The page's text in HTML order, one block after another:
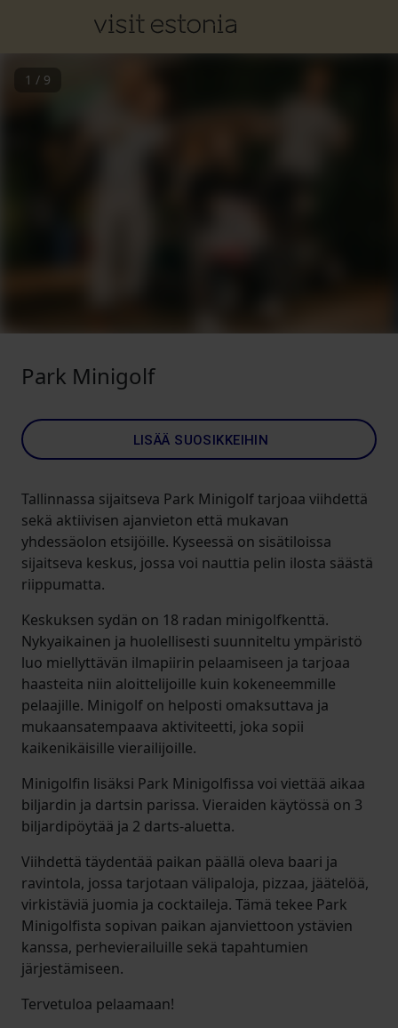
1 / 9
Park Minigolf
LISÄÄ SUOSIKKEIHIN
Tallinnassa sijaitseva Park Minigolf tarjoaa viihdettä
sekä aktiivisen ajanvieton että mukavan
yhdessäolon etsijöille. Kyseessä on sisätiloissa
sijaitseva keskus, jossa voi nauttia pelin ilosta säästä
riippumatta.
Keskuksen sydän on 18 radan minigolfkenttä.
Nykyaikainen ja huolellisesti suunniteltu ympäristö
luo miellyttävän ilmapiirin pelaamiseen ja tarjoaa
haasteita niin aloittelijoille kuin kokeneemmille
pelaajille. Minigolf on helposti omaksuttava ja
mukaansatempaava aktiviteetti, joka sopii
kaikenikäisille vierailijoille.
Minigolfin lisäksi Park Minigolfissa voi viettää aikaa
biljardin ja dartsin parissa. Vieraiden käytössä on 3
biljardipöytää ja 2 darts-aluetta.
Viihdettä täydentää paikan päällä oleva baari ja
ravintola, jossa tarjotaan välipaloja, pizzaa, jäätelöä,
virkistäviä juomia ja cocktaileja. Tämä tekee Park
Minigolfista sopivan paikan ajanviettoon ystävien
kanssa, perhevierailuille sekä tapahtumien
järjestämiseen.
Tervetuloa pelaamaan!